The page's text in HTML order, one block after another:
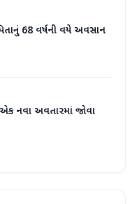
68 વર્ષની વયે અવસાન
નવા અવતારમાં જોવા